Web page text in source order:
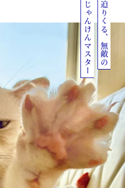
迫りくる、無敵の
じゃんけんマスター